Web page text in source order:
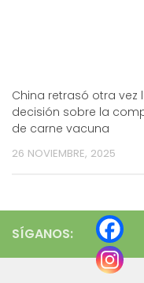
China retrasó otra vez
decisión sobre la
de carne vacuna
26 NOVIEMBRE, 2025
SÍGANOS: